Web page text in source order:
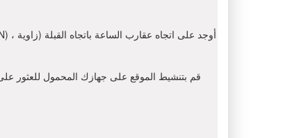
قم بتنشيط الموقع على جهازك المحمول للعثور